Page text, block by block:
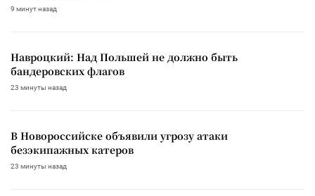
9 минут назад
Навроцкий: Над Польшей не должно быть
бандеровских флагов
23 минуты назад
В Новороссийске объявили угрозу атаки
безэкипажных катеров
23 минуты назад